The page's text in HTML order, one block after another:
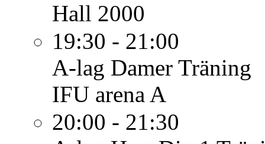
Hall 2000
19:30 - 21:00
A-lag Damer Träning
IFU arena A
20:00 - 21:30